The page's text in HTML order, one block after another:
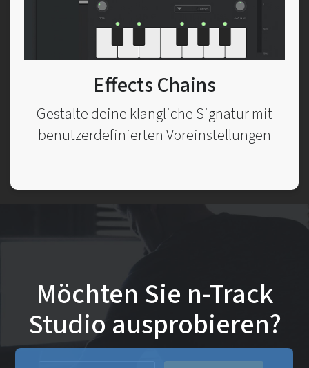
Effects Chains
Gestalte deine klangliche Signatur mit
benutzerdefinierten Voreinstellungen
Möchten Sie n-Track
Studio ausprobieren?